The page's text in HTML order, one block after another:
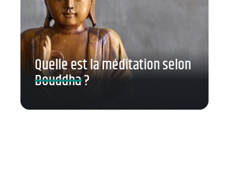
Quelle est la méditation selon
Bouddha ?